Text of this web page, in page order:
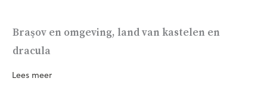
Braşov en omgeving, land van kastelen en
dracula
Lees meer